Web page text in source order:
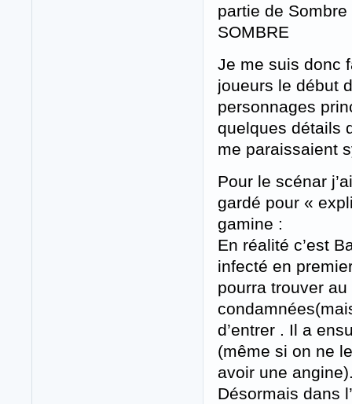
partie de
SOMBRE
Je me suis donc
joueurs le début
personnages
quelques détails
me paraissaient
Pour le scénar
gardé pour «
gamine :
En réalité c’est
infecté en
pourra trouver
d’entrer . Il a
(même si on ne
avoir une
Désormais dans